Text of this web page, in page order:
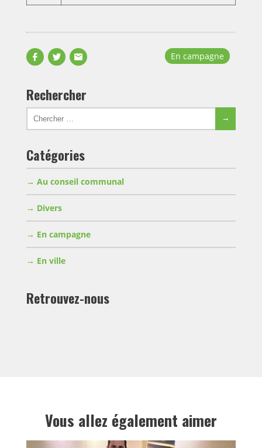
En campagne
Partager
sur
Partager
sur
Envoyer
Rechercher
Chercher
pour:
Chercher
Catégories
Au conseil communal
Divers
En campagne
En ville
Retrouvez-nous
Vous allez également aimer